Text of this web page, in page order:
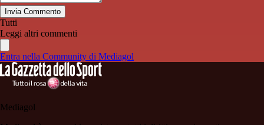
Invia Commento
Tutti
Leggi altri commenti
Entra nella Community di Mediagol
Mediagol